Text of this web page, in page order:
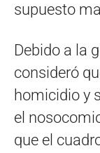
supuesto
Debido a la
consideró
homicidio y
el
que el